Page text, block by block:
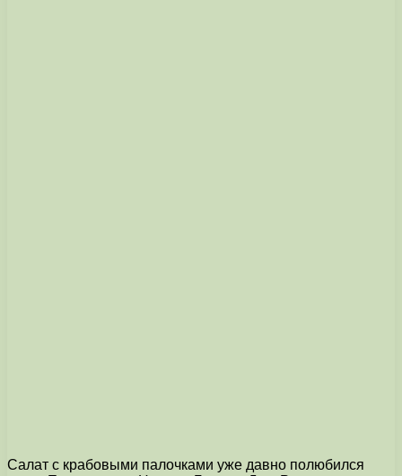
Салат с крабовыми палочками уже давно полюбился